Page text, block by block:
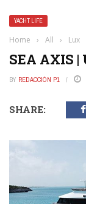
YACHT LIFE
Home › All › Lux
SEA AXIS |
BY REDACCIÓN P1
SHARE: